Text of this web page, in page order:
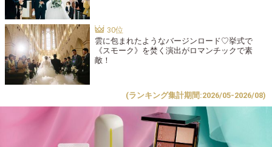
雲に包まれたようなバージンロード♡挙式で
《スモーク》を焚く演出がロマンチックで素
敵！
(ランキング集計期間:2026/05-2026/08)